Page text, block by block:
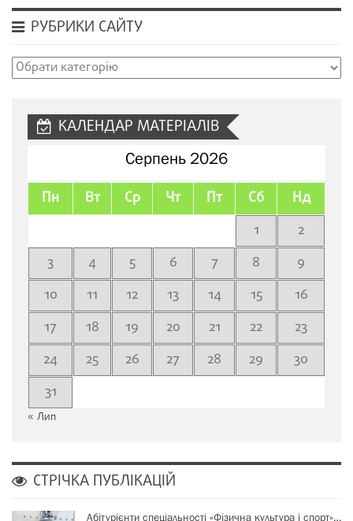
РУБРИКИ САЙТУ
Рубрики
КАЛЕНДАР МАТЕРІАЛІВ
Серпень 2026
Пн Вт Ср Чт Пт Сб Нд
1
2
3
4 5 6 7 8
9
10
11 12 13 14 15
16
17
18 19 20 21 22
23
24
25 26 27 28 29
30
31
« Лип
СТРІЧКА ПУБЛІКАЦІЙ
Абітурієнти спеціальності «Фізична культура і спорт»…